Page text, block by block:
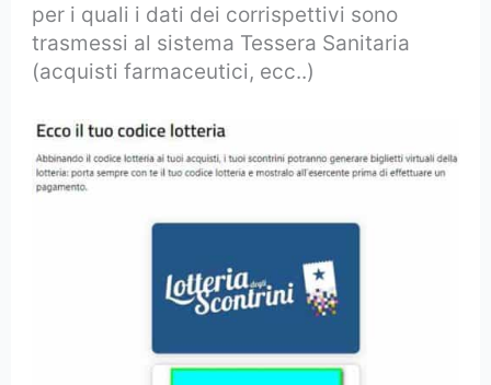
per i quali i dati dei corrispettivi sono
trasmessi al sistema Tessera Sanitaria
(acquisti farmaceutici, ecc..)